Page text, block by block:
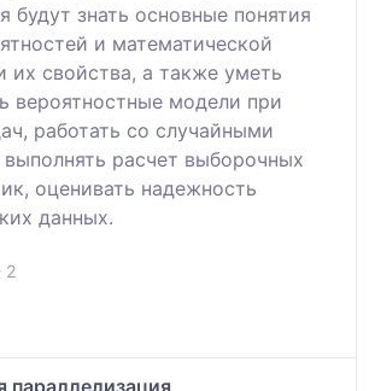
будут знать основные понятия
и математической
их свойства, а также уметь
вероятностные модели при
работать со случайными
расчет выборочных
оценивать надежность
данных.
2
параллелизация